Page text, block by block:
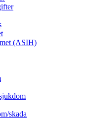
(ASIH)
skada